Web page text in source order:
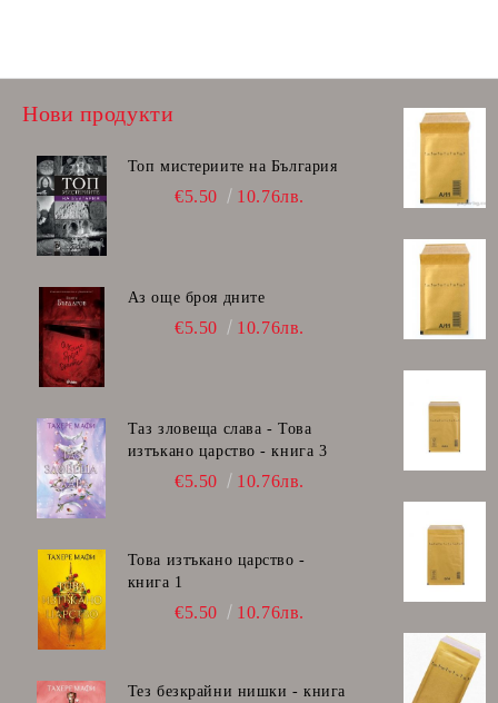
Нови продукти
Топ мистериите на България
€5.50 10.76лв.
Аз още броя дните
€5.50 10.76лв.
Таз зловеща слава - Това
изтъкано царство - книга 3
€5.50 10.76лв.
Това изтъкано царство -
книга 1
€5.50 10.76лв.
Тез безкрайни нишки - книга